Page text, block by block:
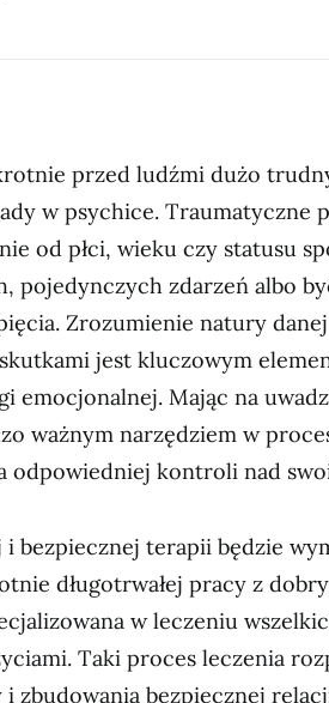
przed ludźmi dużo
w psychice. Traumatyczne
od płci, wieku czy statusu
pojedynczych zdarzeń albo
Zrozumienie natury
jest kluczowym
emocjonalnej. Mając na
ważnym narzędziem w
odpowiedniej kontroli nad
bezpiecznej terapii będzie
długotrwałej pracy z
w leczeniu
Taki proces leczenia
i zbudowania bezpiecznej